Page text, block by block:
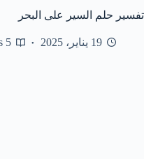
تفسير حلم السير على البحر
19 يناير، 2025 5 mins